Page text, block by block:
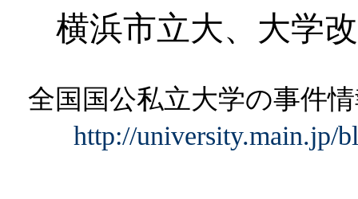
横浜市立大、大学
全国国公私立大学の事件
http://university.main.jp/